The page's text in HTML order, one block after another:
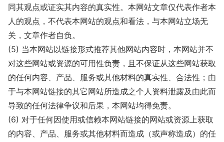
同其观点或证实其内容的真实性。本网站文章仅代表作者本
人的观点，不代表本网站的观点和看法，与本网站立场无
关，文章作者自负。
(5) 当本网站以链接形式推荐其他网站内容时，本网站并不
对这些网站或资源的可用性负责，且不保证从这些网站获取
的任何内容、产品、服务或其他材料的真实性、合法性；由
于与本网站链接的其它网站所造成之个人资料泄露及由此而
导致的任何法律争议和后果，本网站均得免责。
(6) 对于任何因使用或信赖本网站链接的网站或资源上获取
的内容、产品、服务或其他材料而造成（或声称造成）的任